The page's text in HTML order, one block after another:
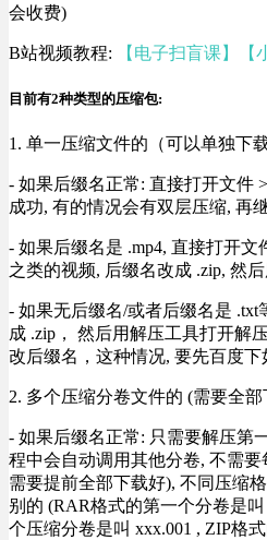
会收费)
B站视频教程: 【电子扫盲课】
目前有2种类型的压缩包:
1. 单一压缩文件的（可以单独下
- 如果后缀名正常: 直接打开文件
成功, 有的情况会有双层压缩, 再
- 如果后缀名是 .mp4, 直接打开
之类的视频, 后缀名改成 .zip, 然
- 如果无后缀名/或者后缀名是 .txt
成 .zip， 然后用解压工具打开解
改后缀名，这种情况, 要先百度
2. 多个压缩分卷文件的 (需要全
- 如果后缀名正常: 只需要解压第
程中会自动调用其他分卷, 不需
需要提前全部下载好), 不同压缩
别的 (RAR格式的第一个分卷是叫
个压缩分卷是叫 xxx.001 , ZIP格